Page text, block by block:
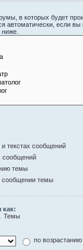
в которых будет
автоматически, если вы
текстах сообщений
сообщений
темы
сообщении темы
как:
Темы
по возрастанию